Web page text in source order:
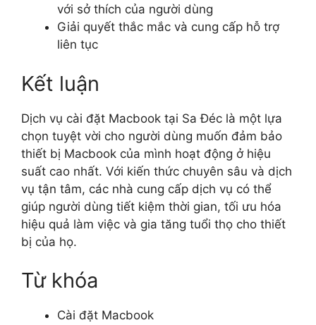
với sở thích của người dùng
Giải quyết thắc mắc và cung cấp hỗ trợ
liên tục
Kết luận
Dịch vụ cài đặt Macbook tại Sa Đéc là một lựa
chọn tuyệt vời cho người dùng muốn đảm bảo
thiết bị Macbook của mình hoạt động ở hiệu
suất cao nhất. Với kiến ​​thức chuyên sâu và dịch
vụ tận tâm, các nhà cung cấp dịch vụ có thể
giúp người dùng tiết kiệm thời gian, tối ưu hóa
hiệu quả làm việc và gia tăng tuổi thọ cho thiết
bị của họ.
Từ khóa
Cài đặt Macbook